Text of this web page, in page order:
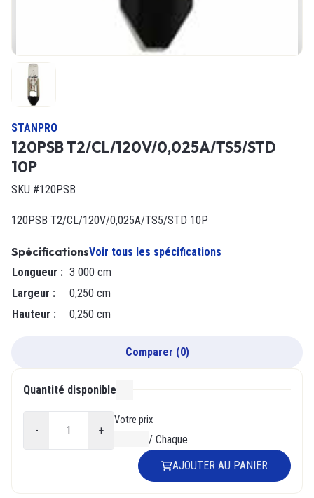
STANPRO
120PSB T2/CL/120V/0,025A/TS5/STD
10P
SKU #120PSB
120PSB T2/CL/120V/0,025A/TS5/STD 10P
SpécificationsVoir tous les spécifications
Longueur :
3 000 cm
Largeur :
0,250 cm
Hauteur : 0,250 cm
Comparer (0)
Quantité disponible
- +
Votre prix
/ Chaque
AJOUTER AU PANIER